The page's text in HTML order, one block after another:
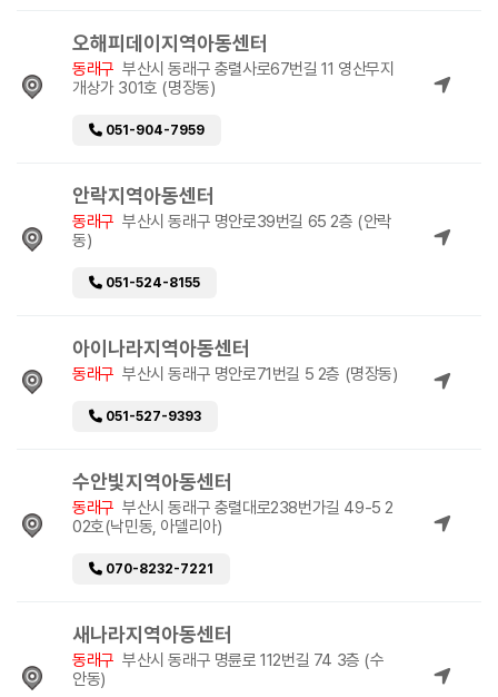
오해피데이지역아동센터
동래구 부산시 동래구 충렬사로67번길 11 영산무지
개상가 301호 (명장동)
051-904-7959
안락지역아동센터
동래구 부산시 동래구 명안로39번길 65 2층 (안락
동)
051-524-8155
아이나라지역아동센터
동래구 부산시 동래구 명안로71번길 5 2층 (명장동)
051-527-9393
수안빛지역아동센터
동래구 부산시 동래구 충렬대로238번가길 49-5 2
02호(낙민동, 아델리아)
070-8232-7221
새나라지역아동센터
동래구 부산시 동래구 명륜로 112번길 74 3층 (수
안동)